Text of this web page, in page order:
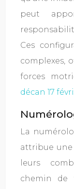
peut
Ces
complexes,
forces
décan 17
La
attribue
leurs
chemin de